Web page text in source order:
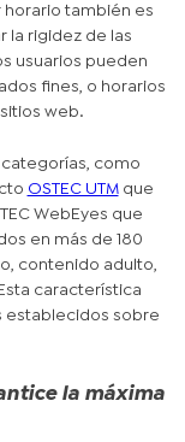
también es
la rigidez de las
usuarios pueden
fines, o horarios
web.
como
OSTEC UTMque
WebEyes que
en más de 180
contenido adulto,
característica
establecidos sobre
la máxima